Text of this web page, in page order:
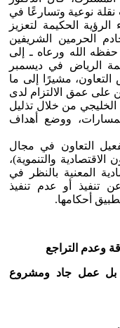
نوعية وتسارعًا في
الحكيمة لتعزيز
الحرمين الشريفين
الله ورعاه ـ إلى
الرياض في ديسمبر
التعاون، مشيرًا إلى ما
على عمق الالتزام لدى
الخليجي من خلال تذليل
ووضع أهداف
التعاون في مجال
الاقتصادية والتنموية)،
المعنية بالنظر في
عن تنفيذ أو عدم تنفيذ
أحكامها.
وعدم التراجع
بل عمل جاد ومشروع